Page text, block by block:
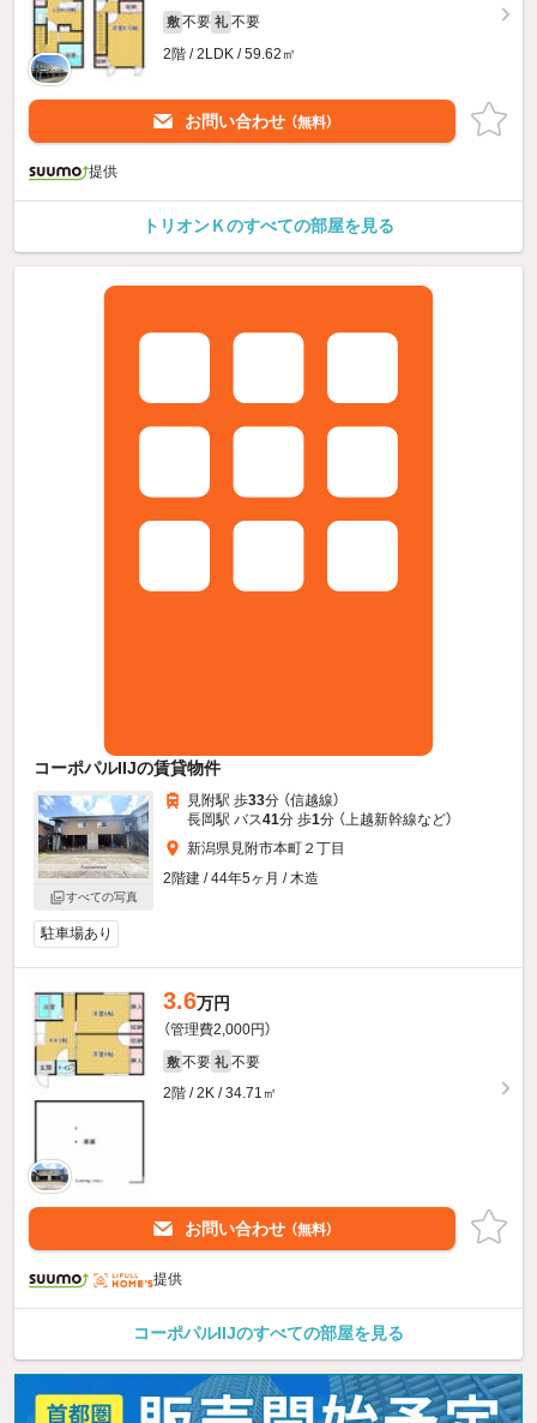
敷 不要 礼 不要
2階 / 2LDK / 59.62㎡
お問い合わせ （無料）
提供
トリオンＫのすべての部屋を見る
コーポパルIIJの賃貸物件
すべての写真
見附駅 歩33分 （信越線）
長岡駅 バス41分 歩1分 （上越新幹線など）
新潟県見附市本町２丁目
2階建 / 44年5ヶ月 / 木造
駐車場あり
3.6万円
（管理費2,000円）
敷 不要 礼 不要
2階 / 2K / 34.71㎡
お問い合わせ （無料）
提供
コーポパルIIJのすべての部屋を見る